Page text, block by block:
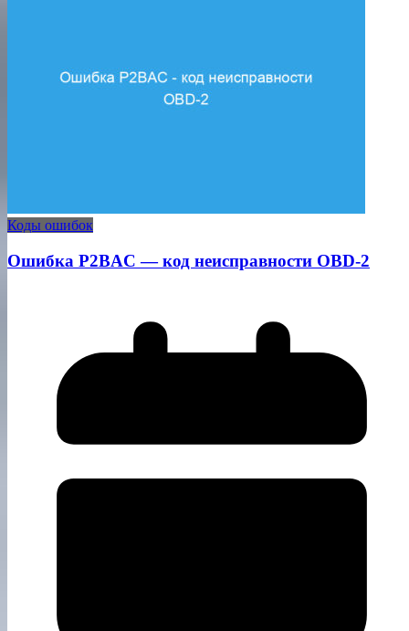
Коды ошибок
Ошибка P2BAC — код неисправности OBD-2